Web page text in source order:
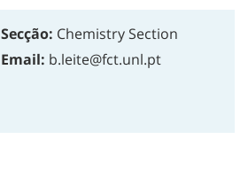
Secção: Chemistry Section
Email: b.leite@fct.unl.pt